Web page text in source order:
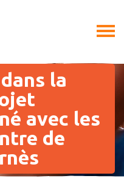
la
avec les
de